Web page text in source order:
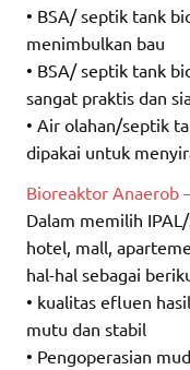
• BSA/ septik tank
menimbulkan bau
• BSA/ septik tank
sangat praktis dan
• Air olahan/septik
dipakai untuk
Bioreaktor Anaerob
Dalam memilih
hotel, mall,
hal-hal sebagai
• kualitas efluen
mutu dan stabil
• Pengoperasian